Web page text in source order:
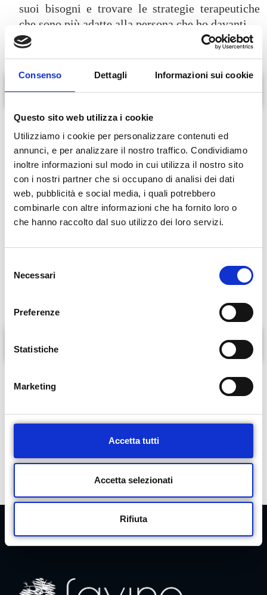
Consenso Dettagli Informazioni sui cookie
Questo sito web utilizza i cookie
Utilizziamo i cookie per personalizzare contenuti ed
annunci, e per analizzare il nostro traffico. Condividiamo
inoltre informazioni sul modo in cui utilizza il nostro sito
con i nostri partner che si occupano di analisi dei dati
web, pubblicità e social media, i quali potrebbero
combinarle con altre informazioni che ha fornito loro o
che hanno raccolto dal suo utilizzo dei loro servizi.
n
Necessari
Preferenze
Statistiche
Marketing
Accetta tutti
Accetta selezionati
Rifiuta
suoi bisogni e trovare le strategie terapeutiche
che sono più adatte alla persona che ho davanti.
In evidenza
Tiroidite di hashimoto
Diabete mellito
Obesità
Malattia di basedowgraves
Osteoporosi
Diabete mellito di tipo 1
Diabete di tipo 2
Tireopatia nodulare